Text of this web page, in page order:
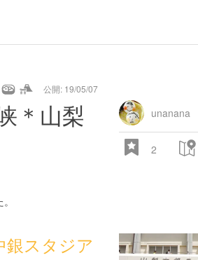
公開: 19/05/07
＊山梨
unanana
2
銀スタジア